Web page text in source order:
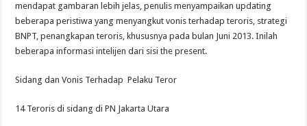
mendapat gambaran lebih jelas, penulis menyampaikan updating
beberapa peristiwa yang menyangkut vonis terhadap teroris, strategi
BNPT, penangkapan teroris, khususnya pada bulan Juni 2013. Inilah
beberapa informasi intelijen dari sisi the present.
Sidang dan Vonis Terhadap Pelaku Teror
14 Teroris di sidang di PN Jakarta Utara